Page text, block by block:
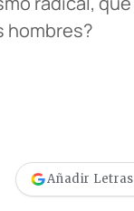
hombres?
Añadir